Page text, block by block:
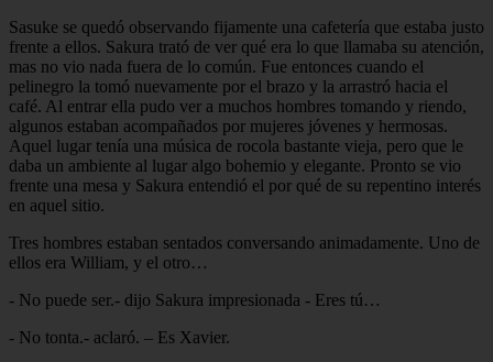
Sasuke se quedó observando fijamente una cafetería que estaba justo
frente a ellos. Sakura trató de ver qué era lo que llamaba su atención,
mas no vio nada fuera de lo común. Fue entonces cuando el
pelinegro la tomó nuevamente por el brazo y la arrastró hacia el
café. Al entrar ella pudo ver a muchos hombres tomando y riendo,
algunos estaban acompañados por mujeres jóvenes y hermosas.
Aquel lugar tenía una música de rocola bastante vieja, pero que le
daba un ambiente al lugar algo bohemio y elegante. Pronto se vio
frente una mesa y Sakura entendió el por qué de su repentino interés
en aquel sitio.
Tres hombres estaban sentados conversando animadamente. Uno de
ellos era William, y el otro…
- No puede ser.- dijo Sakura impresionada - Eres tú…
- No tonta.- aclaró. – Es Xavier.